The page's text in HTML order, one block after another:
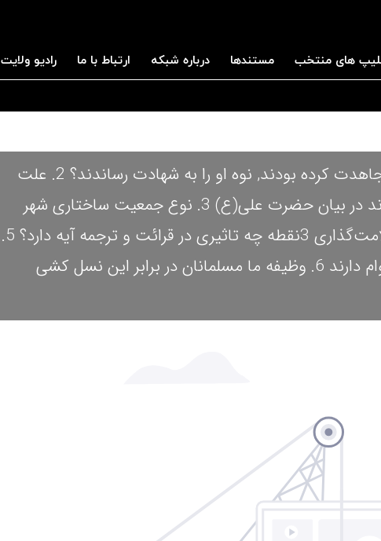
های منتخب مستندها درباره شبکه ارتباط با ما رادیو ولایت
1. چه شد صحابه ای که پیامبر(ص) را دیده بودند و با او مجاهدت کرده بودند, نوه او را به شهادت رساندند؟ 2. علت
تغییر بعضی افراد که حتی راضی به کشتن امام خود می شوند در بیان حضرت علی(ع) 3. نوع جمعیت ساختاری شهر
کوفه تاثیر زیادی در به وجود آمدن واقعه کربلا داشت 4. علامت‌گذاری 3نقطه چه تاثیری در قرائت و ترجمه آیه دارد؟ 5.
اشاره قرآن به بعضی اقوام که سعی در نسل کشی دیگران اقوام دارند 6. وظیفه ما مسلمانان در برابر این نسل کشی